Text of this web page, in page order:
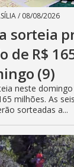
/ 08/08/2026
sorteia
de R$
(9)
neste
milhões. As
sorteadas a...